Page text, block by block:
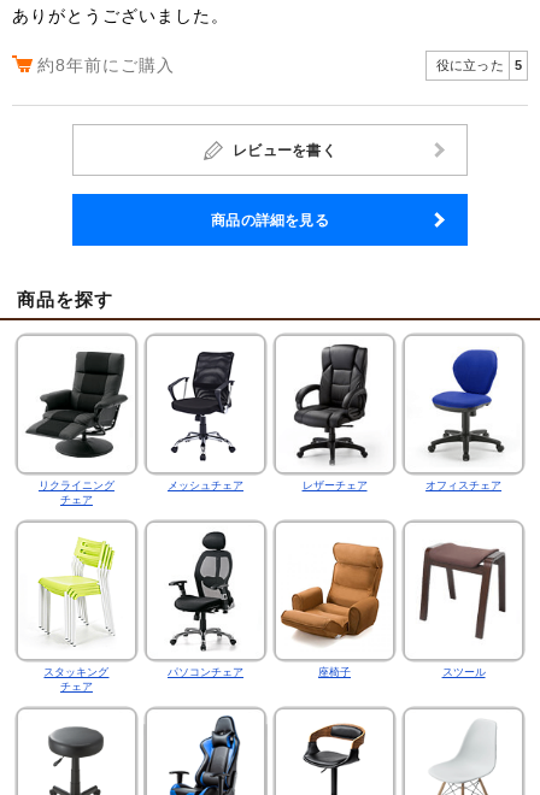
ありがとうございました。
約8年前にご購入 役に立った 5
レビューを書く
商品の詳細を見る
商品を探す
リクライニング
チェア
メッシュチェア レザーチェア オフィスチェア
スタッキング
チェア
パソコンチェア 座椅子 スツール